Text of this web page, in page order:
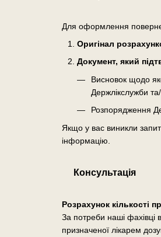
Для оформлення
Оригінал
Документ, який
Висновок щодо
Держлікслужби
Розпорядження
Якщо у вас виникли
інформацію.
Консультація
Розрахунок кількості
За потреби наші фахівці
призначеної лікарем